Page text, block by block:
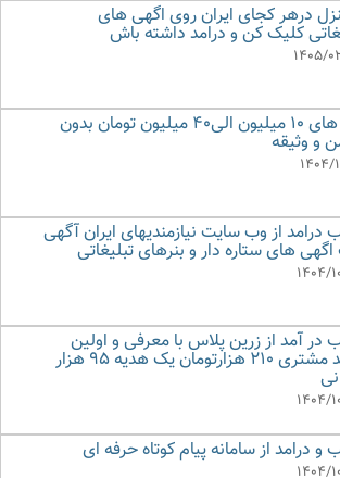
درهر کجای ایران روی اگهی های
کلیک کن و درامد داشته باش
1405/
وام های 10 میلیون الی40 میلیون تومان بدون
و وثیقه
1404/
از وب سایت نیازمندیهای ایران آگهی
های ستاره دار و بنرهای تبلیغاتی
1404/
آمد از زرین پلاس با معرفی و اولین
خرید مشتری 210 هزارتومان یک هدیه 95 هزار
1404/
درامد از سامانه پیام کوتاه حرفه ای
1404/